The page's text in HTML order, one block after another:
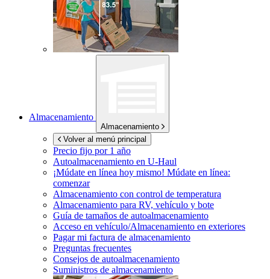
Almacenamiento
Almacenamiento
Volver al menú principal
Precio fijo por 1 año
Autoalmacenamiento en U-Haul
¡Múdate en línea hoy mismo! Múdate en línea:
comenzar
Almacenamiento con control de temperatura
Almacenamiento para RV, vehículo y bote
Guía de tamaños de autoalmacenamiento
Acceso en vehículo/Almacenamiento en exteriores
Pagar mi factura de almacenamiento
Preguntas frecuentes
Consejos de autoalmacenamiento
Suministros de almacenamiento